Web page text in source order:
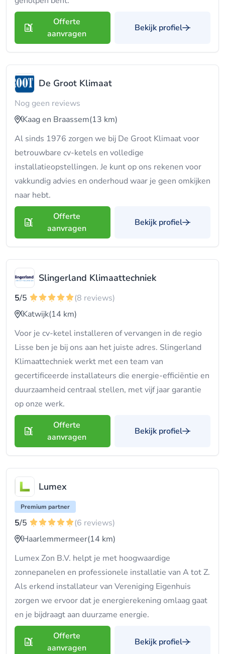
Offerte
aanvragen
Bekijk profiel
De Groot Klimaat
Nog geen reviews
Kaag en Braassem(13 km)
Al sinds 1976 zorgen we bij De Groot Klimaat voor
betrouwbare cv-ketels en volledige
installatieopstellingen. Je kunt op ons rekenen voor
vakkundig advies en onderhoud waar je geen omkijken
naar hebt.
Offerte
aanvragen
Bekijk profiel
Slingerland Klimaattechniek
5/5
(8 reviews)
Katwijk(14 km)
Voor je cv-ketel installeren of vervangen in de regio
Lisse ben je bij ons aan het juiste adres. Slingerland
Klimaattechniek werkt met een team van
gecertificeerde installateurs die energie-efficiëntie en
duurzaamheid centraal stellen, met vijf jaar garantie
op onze werk.
Offerte
aanvragen
Bekijk profiel
Lumex
Premium partner
5/5
(6 reviews)
Haarlemmermeer(14 km)
Lumex Zon B.V. helpt je met hoogwaardige
zonnepanelen en professionele installatie van A tot Z.
Als erkend installateur van Vereniging Eigenhuis
zorgen we ervoor dat je energierekening omlaag gaat
en je bijdraagt aan duurzame energie.
Offerte
aanvragen
Bekijk profiel